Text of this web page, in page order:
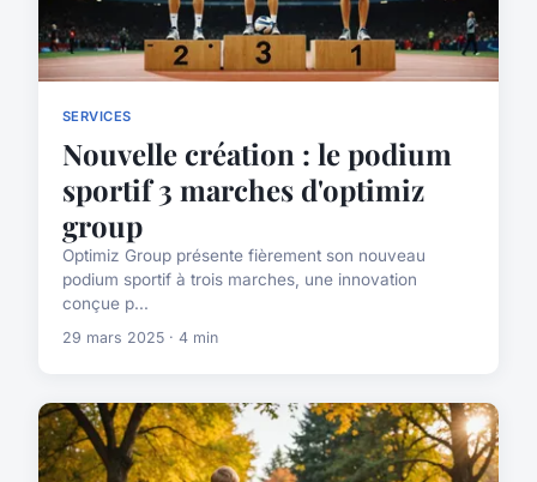
SERVICES
Nouvelle création : le podium
sportif 3 marches d'optimiz
group
Optimiz Group présente fièrement son nouveau
podium sportif à trois marches, une innovation
conçue p...
29 mars 2025 · 4 min